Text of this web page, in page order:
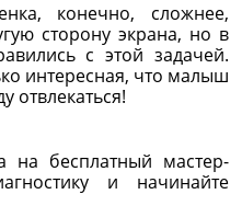
конечно, сложнее,
сторону экрана, но в
с этой задачей.
интересная, что малыш
отвлекаться!
на бесплатный мастер-
и начинайте